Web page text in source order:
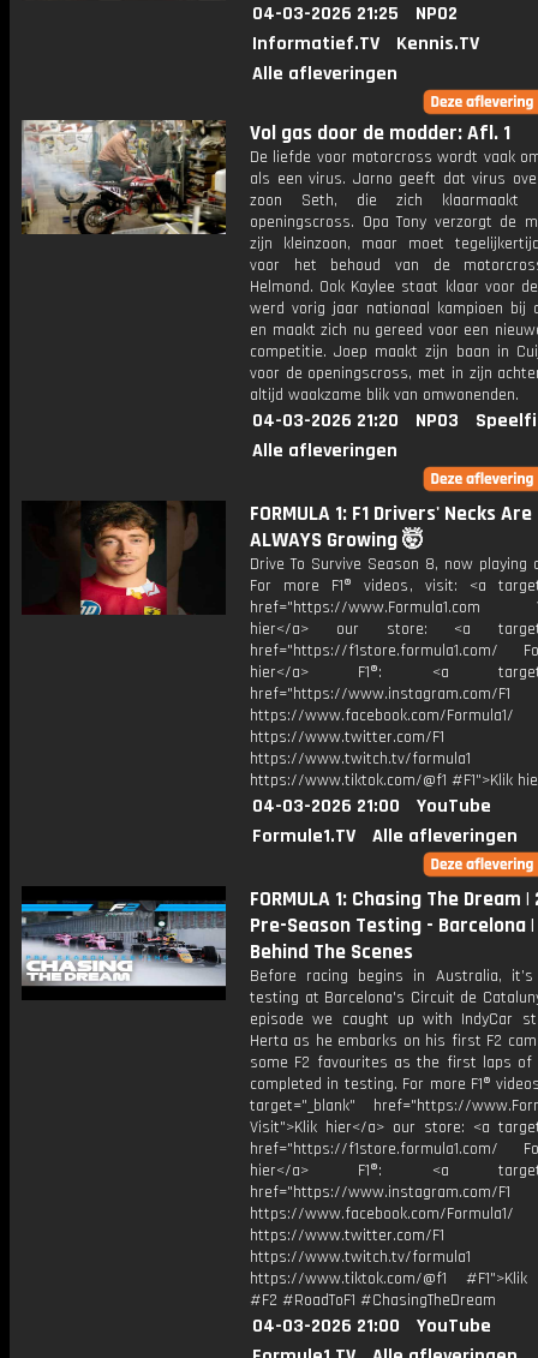
04-03-2026 21:25
NPO2
Informatief.TV
Kennis.TV
Alle afleveringen
Vol gas door de modder: Afl. 1
De liefde voor motorcross wordt vaak
als een virus. Jarno geeft dat virus
zoon Seth, die zich klaarmaakt
openingscross. Opa Tony verzorgt de
zijn kleinzoon, maar moet
voor het behoud van de
Helmond. Ook Kaylee staat klaar voor
werd vorig jaar nationaal kampioen bij
en maakt zich nu gereed voor een
competitie. Joep maakt zijn baan in
voor de openingscross, met in zijn
altijd waakzame blik van omwonenden.
04-03-2026 21:20 NPO3
Alle afleveringen
FORMULA 1: F1 Drivers' Necks Are
ALWAYS Growing 🤯
Drive To Survive Season 8, now playing
For more F1® videos, visit: <a
href="https://www.Formula1.com
hier</a> our store: <a
href="https://f1store.formula1.com/
hier</a> F1®: <a
href="https://www.instagram.com/F1
https://www.facebook.com/Formula1/
https://www.twitter.com/F1
https://www.twitch.tv/formula1
https://www.tiktok.com/@f1 #F1">Klik
04-03-2026 21:00
YouTube
Formule1.TV
Alle afleveringen
FORMULA 1: Chasing The Dream
Pre-Season Testing - Barcelona |
Behind The Scenes
Before racing begins in Australia,
testing at Barcelona's Circuit de
episode we caught up with IndyCar
Herta as he embarks on his first F2
some F2 favourites as the first laps of
completed in testing. For more F1®
target="_blank" href="https://
Visit">Klik hier</a> our store: <a
href="https://f1store.formula1.com/
hier</a> F1®: <a
href="https://www.instagram.com/F1
https://www.facebook.com/Formula1/
https://www.twitter.com/F1
https://www.twitch.tv/formula1
https://www.tiktok.com/@f1
#F2 #RoadToF1 #ChasingTheDream
04-03-2026 21:00
YouTube